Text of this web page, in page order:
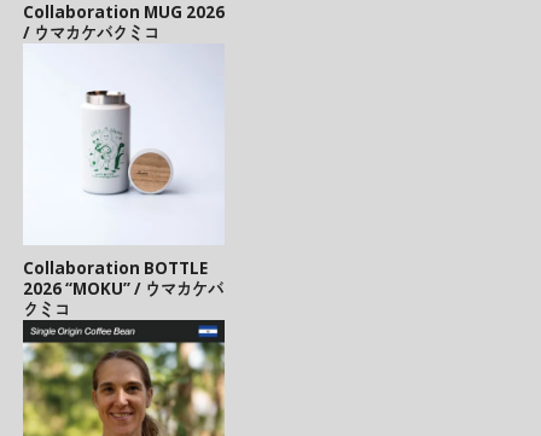
Collaboration MUG 2026
/ ウマカケバクミコ
Collaboration BOTTLE
2026 “MOKU” / ウマカケバ
クミコ